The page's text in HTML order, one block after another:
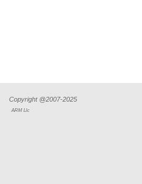
Copyright @2007-2025
ARM Llc